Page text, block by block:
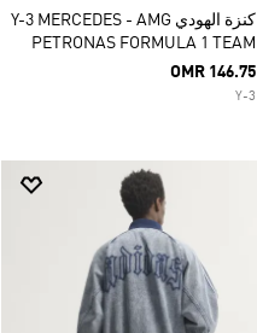
كنزة الهودي Y-3 MERCEDES - AMG
PETRONAS FORMULA 1 TEAM
OMR 146.75
Y-3